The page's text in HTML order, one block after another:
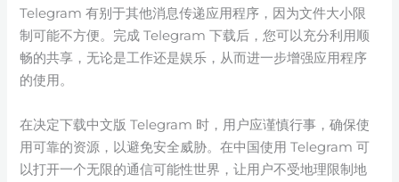
Telegram 有别于其他消息传递应用程序，因为文件大小限
制可能不方便。完成 Telegram 下载后，您可以充分利用顺
畅的共享，无论是工作还是娱乐，从而进一步增强应用程序
的使用。
在决定下载中文版 Telegram 时，用户应谨慎行事，确保使
用可靠的资源，以避免安全威胁。在中国使用 Telegram 可
以打开一个无限的通信可能性世界，让用户不受地理限制地